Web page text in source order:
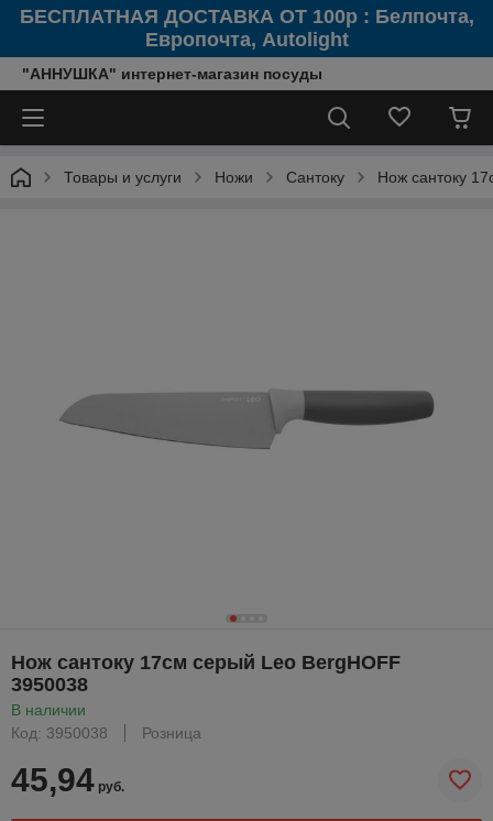
БЕСПЛАТНАЯ ДОСТАВКА ОТ 100р : Белпочта,
Европочта, Autolight
"АННУШКА" интернет-магазин посуды
Товары и услуги Ножи Сантоку Нож сантоку
Нож сантоку 17см серый Leo BergHOFF
3950038
В наличии
Код: 3950038
Розница
45,94 руб.